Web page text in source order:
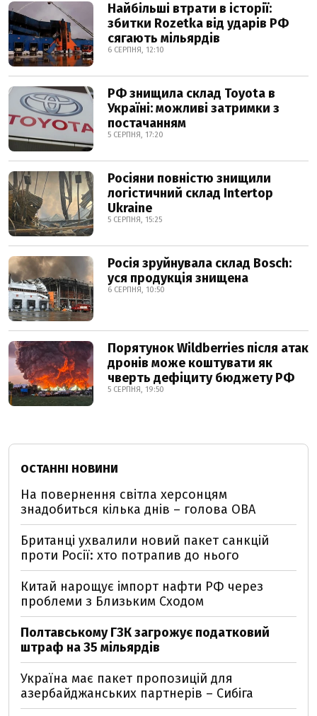
Найбільші втрати в історії:
збитки Rozetka від ударів РФ
сягають мільярдів
6 СЕРПНЯ, 12:10
РФ знищила склад Toyota в
Україні: можливі затримки з
постачанням
5 СЕРПНЯ, 17:20
Росіяни повністю знищили
логістичний склад Intertop
Ukraine
5 СЕРПНЯ, 15:25
Росія зруйнувала склад Bosch:
уся продукція знищена
6 СЕРПНЯ, 10:50
Порятунок Wildberries після атак
дронів може коштувати як
чверть дефіциту бюджету РФ
5 СЕРПНЯ, 19:50
ОСТАННІ НОВИНИ
На повернення світла херсонцям
знадобиться кілька днів – голова ОВА
Британці ухвалили новий пакет санкцій
проти Росії: хто потрапив до нього
Китай нарощує імпорт нафти РФ через
проблеми з Близьким Сходом
Полтавському ГЗК загрожує податковий
штраф на 35 мільярдів
Україна має пакет пропозицій для
азербайджанських партнерів – Сибіга